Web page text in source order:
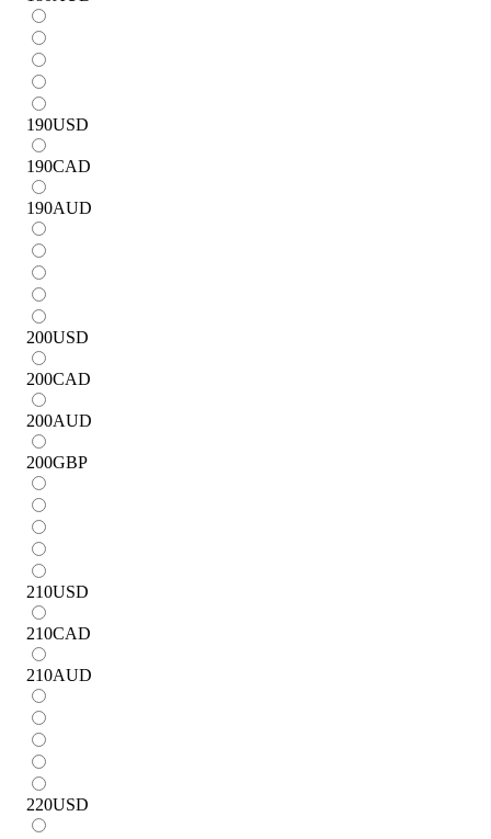
190USD
190CAD
190AUD
200USD
200CAD
200AUD
200GBP
210USD
210CAD
210AUD
220USD